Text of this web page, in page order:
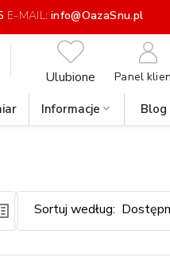
E-MAIL: info@OazaSnu.pl
Panel
Ulubione
Informacje Blog
Sortuj według: